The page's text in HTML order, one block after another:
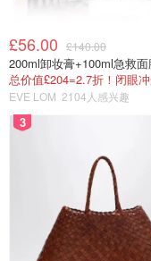
这个巨大的撞击坑外
在太空直播中对孩子
有任何人类亲眼见过
目击者。”
周日，曾在1972年
年90岁的老宇航员查
醒呼叫”。
£56.00 £140.00
总价值£204=2.7折！闭眼冲
EVE LOM 2104人感兴趣
3